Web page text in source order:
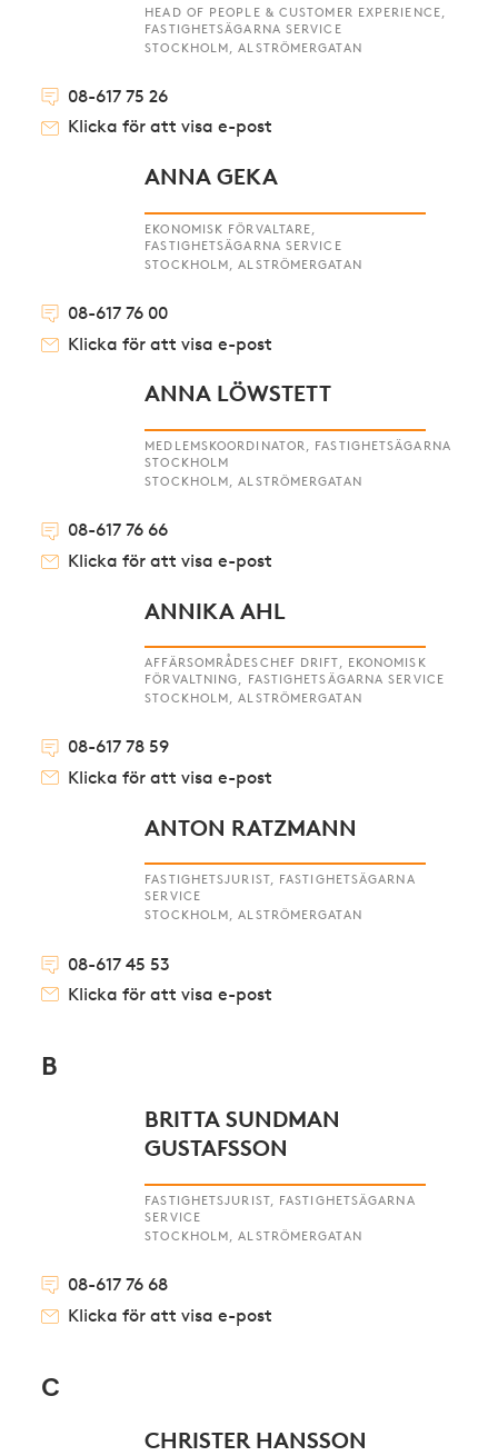
HEAD OF PEOPLE & CUSTOMER EXPERIENCE,
FASTIGHETSÄGARNA SERVICE
STOCKHOLM, ALSTRÖMERGATAN
08-617 75 26
Klicka för att visa e-post
ANNA GEKA
EKONOMISK FÖRVALTARE,
FASTIGHETSÄGARNA SERVICE
STOCKHOLM, ALSTRÖMERGATAN
08-617 76 00
Klicka för att visa e-post
ANNA LÖWSTETT
MEDLEMSKOORDINATOR, FASTIGHETSÄGARNA
STOCKHOLM
STOCKHOLM, ALSTRÖMERGATAN
08-617 76 66
Klicka för att visa e-post
ANNIKA AHL
AFFÄRSOMRÅDESCHEF DRIFT, EKONOMISK
FÖRVALTNING, FASTIGHETSÄGARNA SERVICE
STOCKHOLM, ALSTRÖMERGATAN
08-617 78 59
Klicka för att visa e-post
ANTON RATZMANN
FASTIGHETSJURIST, FASTIGHETSÄGARNA
SERVICE
STOCKHOLM, ALSTRÖMERGATAN
08-617 45 53
Klicka för att visa e-post
B
BRITTA SUNDMAN
GUSTAFSSON
FASTIGHETSJURIST, FASTIGHETSÄGARNA
SERVICE
STOCKHOLM, ALSTRÖMERGATAN
08-617 76 68
Klicka för att visa e-post
C
CHRISTER HANSSON